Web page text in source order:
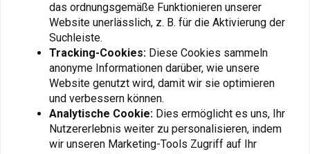
NELSON RIGG
Weather Pro
Regenanzug
Schwarz/Schwarz -
(Größe Wählen)
€76,46
NELSON RIGG
Wasserdichte
(Größe Wählen)
€44,58
das ordnungsgemäße Funktionieren unserer
Website unerlässlich, z. B. für die Aktivierung der
Suchleiste.
Tracking-Cookies: Diese Cookies sammeln
anonyme Informationen darüber, wie unsere
Website genutzt wird, damit wir sie optimieren
und verbessern können.
Analytische Cookie: Dies ermöglicht es uns, Ihr
Nutzererlebnis weiter zu personalisieren, indem
wir unseren Marketing-Tools Zugriff auf Ihr